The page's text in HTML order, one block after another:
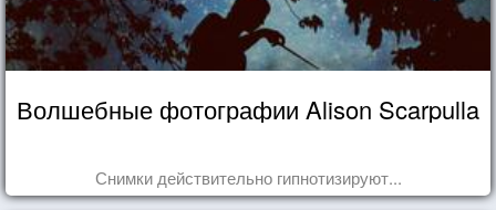
Волшебные фотографии Alison Scarpulla
Снимки действительно гипнотизируют...